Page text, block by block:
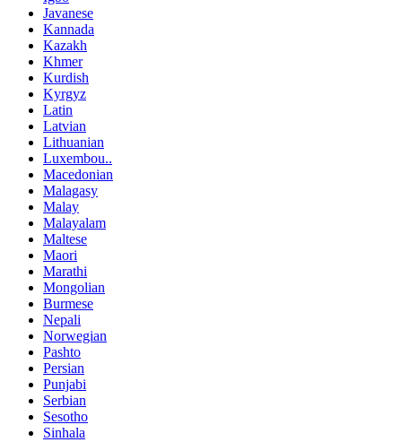
Javanese
Kannada
Kazakh
Khmer
Kurdish
Kyrgyz
Latin
Latvian
Lithuanian
Luxembou..
Macedonian
Malagasy
Malay
Malayalam
Maltese
Maori
Marathi
Mongolian
Burmese
Nepali
Norwegian
Pashto
Persian
Punjabi
Serbian
Sesotho
Sinhala